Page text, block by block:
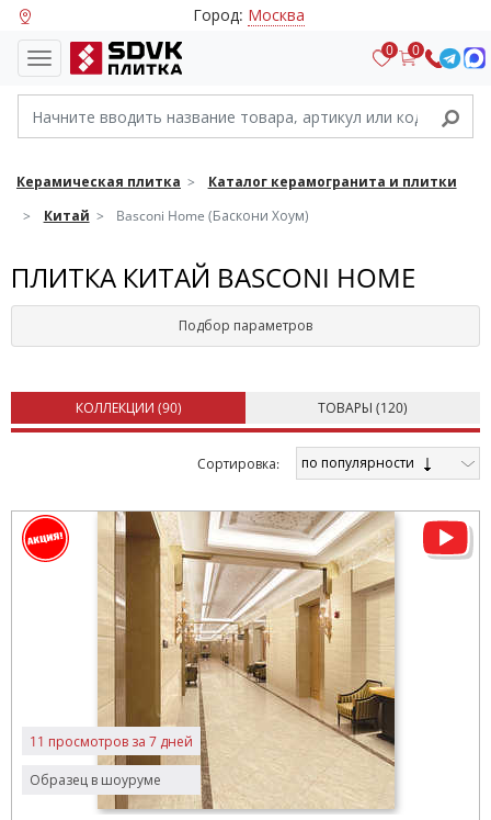
Город: Москва
0 0
Керамическая плитка
Каталог керамогранита и плитки
Китай
Basconi Home (Баскони Хоум)
ПЛИТКА КИТАЙ BASCONI HOME
Подбор параметров
КОЛЛЕКЦИИ (90) ТОВАРЫ (120)
Cортировка: по популярности
Образец в шоуруме
11 просмотров за 7 дней